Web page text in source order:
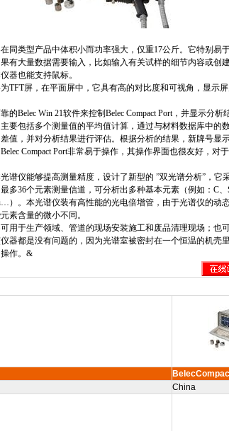
同类型产品中体积小而功率强大，仅重17公斤。它特别易
有大量数据需要输入，比如输入有关试样的细节内容或创
器也能支持鼠标。
TFT屏，在平面屏中，它具有高的对比度和可视角，显示
的Belec Win 21软件来控制Belec Compact Port，并显示分析
要包括多个测量值的平均值计算，通过与材料数据库中的
值，并对分析结果进行评估。根据分析的结果，新牌号显
Belec Compact Port非常易于操作，其操作界面也很友好，对
谱仪能够提高测量精度，设计了新型的 ”双光谱分析”，
多36个元素测量信道，可分析出多种基本元素（例如：C、
…）。本光谱仪装有高性能的光电倍增管，由于光谱仪的动
素含量的微小不同。
用于生产领域、管道的现场安装施工和废品清理现场；也
器都是没有问题的，因为光谱室被密封在一个恒温的机壳
作。&
China